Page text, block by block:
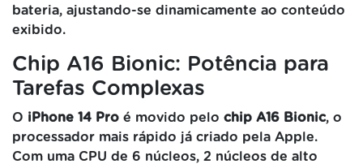
bateria, ajustando-se dinamicamente ao conteúdo
exibido.
Chip A16 Bionic: Potência para
Tarefas Complexas
O iPhone 14 Pro é movido pelo chip A16 Bionic, o
processador mais rápido já criado pela Apple.
Com uma CPU de 6 núcleos, 2 núcleos de alto